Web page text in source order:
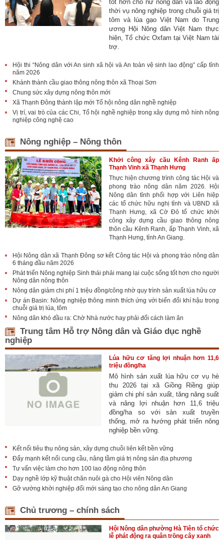
tốt hơn cho nữ nông dân và lao động
thời vụ nông nghiệp trong chuỗi giá trị
tôm và lúa gạo Việt Nam do Trung
ương Hội Nông dân Việt Nam thực
hiện, Tổ chức Oxfam tại Việt Nam tài
trợ.
Hội thi “Nông dân với An sinh xã hội và An toàn vệ sinh lao động” cấp tỉnh
năm 2026
Khánh thành cầu giao thông nông thôn xã Thoại Sơn
Chung sức xây dựng nông thôn mới
Xã Thạnh Đông thành lập mới Tổ hội nông dân nghề nghiệp
Vị trí, vai trò của các Chi, Tổ hội nghề nghiệp trong xây dựng mô hình nông
nghiệp công nghệ cao
Nông nghiệp – Nông thôn
Khởi công xây cầu Kênh Ranh ấp
Thạnh Vinh xã Thạnh Hưng
Thực hiện chương trình công tác Hội và
phong trào nông dân năm 2026. Hội
Nông dân tỉnh phối hợp với Liên hiệp
các tổ chức hữu nghị tỉnh và UBND xã
Thạnh Hưng, xã Cờ Đỏ tổ chức khởi
công xây dựng cầu giao thông nông
thôn cầu Kênh Ranh, ấp Thạnh Vinh, xã
Thạnh Hưng, tỉnh An Giang.
Hội Nông dân xã Thạnh Đông sơ kết Công tác Hội và phong trào nông dân
6 tháng đầu năm 2026
Phát triển Nông nghiệp Sinh thái phải mang lại cuộc sống tốt hơn cho người
Nông dân nông thôn
Nông dân giảm chi phí 1 triệu đồng/công nhờ quy trình sản xuất lúa hữu cơ
Dự án Basin: Nông nghiệp thông minh thích ứng với biến đổi khí hậu trong
chuỗi giá trị lúa, tôm
Nông dân khó đầu ra: Chờ Nhà nước hay phải đổi cách làm ăn
Trung tâm Hỗ trợ Nông dân và Giáo dục nghề
nghiệp
Lúa hữu cơ tăng lợi nhuận hơn 11,6
triệu đồng/ha
Mô hình sản xuất lúa hữu cơ vụ hè
thu 2026 tại xã Giồng Riềng giúp
giảm chi phí sản xuất, tăng năng suất
và nâng lợi nhuận hơn 11,6 triệu
đồng/ha so với sản xuất truyền
thống, mở ra hướng phát triển nông
nghiệp bền vững.
Kết nối tiêu thụ nông sản, xây dựng chuỗi liên kết bền vững
Đẩy mạnh kết nối cung cầu, nâng tầm giá trị nông sản địa phương
Tư vấn việc làm cho hơn 100 lao động nông thôn
Dạy nghề lớp kỹ thuật chăn nuôi gà cho Hội viên Nông dân
Gỡ vướng khởi nghiệp đổi mới sáng tạo cho nông dân An Giang
Chủ trương – chính sách
Hội Nông dân phường Hà Tiên tổ chức
lễ phát động ra quân trồng cây xanh